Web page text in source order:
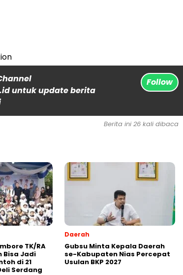
untuk update berita
Follow
Berita ini 26 kali dibaca
TK/RA
Bisa Jadi
di 21
Serdang
Daerah
Gubsu Minta Kepala Daerah
se-Kabupaten Nias Percepat
Usulan BKP 2027